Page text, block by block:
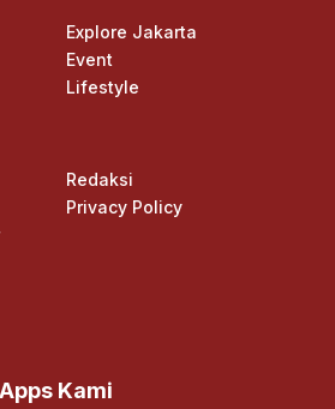
Explore Jakarta
Event
Lifestyle
Redaksi
Privacy Policy
Kami